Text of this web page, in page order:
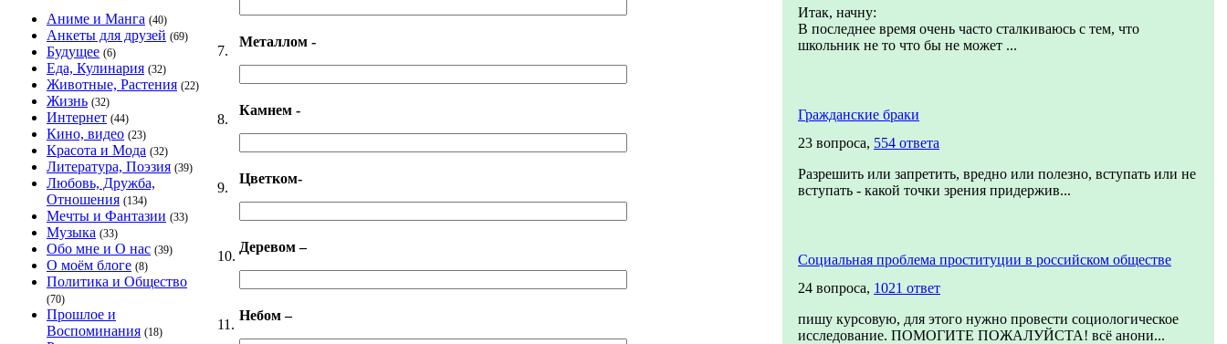
Аниме и Манга (40)
Анкеты для друзей (69)
Будущее (6)
Еда, Кулинария (32)
Животные, Растения (22)
Жизнь (32)
Интернет (44)
Кино, видео (23)
Красота и Мода (32)
Литература, Поэзия (39)
Любовь, Дружба,
Отношения (134)
Мечты и Фантазии (33)
Музыка (33)
Обо мне и О нас (39)
О моём блоге (8)
Политика и Общество
(70)
Прошлое и
Воспоминания (18)
7.
Металлом -
8.
Камнем -
9.
Цветком-
10.
Деревом –
11.
Небом –
Итак, начну:
В последнее время очень часто сталкиваюсь с тем, что
школьник не то что бы не может ...
Гражданские браки
23 вопроса, 554 ответа
Разрешить или запретить, вредно или полезно, вступать или не
вступать - какой точки зрения придержив...
Социальная проблема проституции в российском обществе
24 вопроса, 1021 ответ
пишу курсовую, для этого нужно провести социологическое
исследование. ПОМОГИТЕ ПОЖАЛУЙСТА! всё анони...